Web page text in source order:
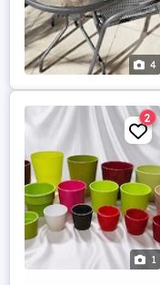
4
1
2